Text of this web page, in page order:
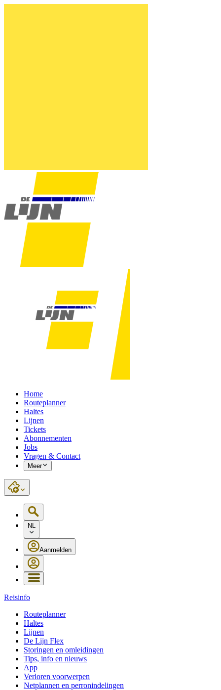
Home
Routeplanner
Haltes
Lijnen
Tickets
Abonnementen
Jobs
Vragen & Contact
Meer
NL
Aanmelden
Reisinfo
Routeplanner
Haltes
Lijnen
De Lijn Flex
Storingen en omleidingen
Tips, info en nieuws
App
Verloren voorwerpen
Netplannen en perronindelingen